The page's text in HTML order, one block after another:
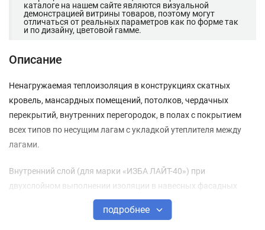
каталоге на нашем сайте являются визуальной
демонстрацией витрины товаров, поэтому могут
отличаться от реальных параметров как по форме так
и по дизайну, цветовой гамме.
Описание
Ненагружаемая теплоизоляция в конструкциях скатных
кровель, мансардных помещений, потолков, чердачных
перекрытий, внутренних перегородок, в полах с покрытием
всех типов по несущим лагам с укладкой утеплителя между
лагами.
Внутренний слой (для марки «ИЗБА ЛАЙТ-40») при
двухслойном выполнении изоляции в навесных фасадных
системах с воздушным зазором. Поверхность плит в
конструкциях скатных кровель следует закрывать
подробнее